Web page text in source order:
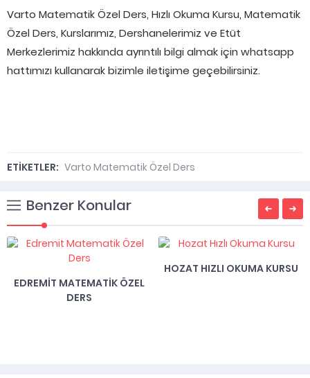
Varto Matematik Özel Ders, Hızlı Okuma Kursu, Matematik
Özel Ders, Kurslarımız, Dershanelerimiz ve Etüt
Merkezlerimiz hakkında ayrıntılı bilgi almak için whatsapp
hattımızı kullanarak bizimle iletişime geçebilirsiniz.
ETİKETLER: Varto Matematik Özel Ders
Benzer Konular